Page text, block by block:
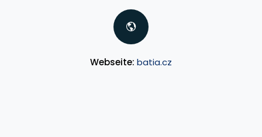
Webseite: batia.cz